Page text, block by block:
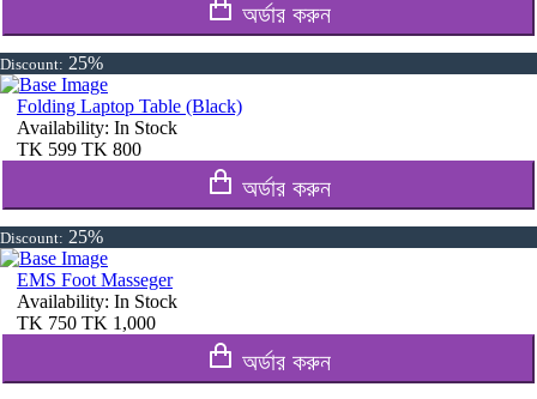
অর্ডার করুন
Discount: 25%
Folding Laptop Table (Black)
Availability: In Stock
TK 599 TK 800
অর্ডার করুন
Discount: 25%
EMS Foot Masseger
Availability: In Stock
TK 750 TK 1,000
অর্ডার করুন